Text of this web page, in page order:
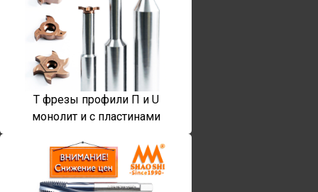
T фрезы профили П и U
монолит и с пластинами